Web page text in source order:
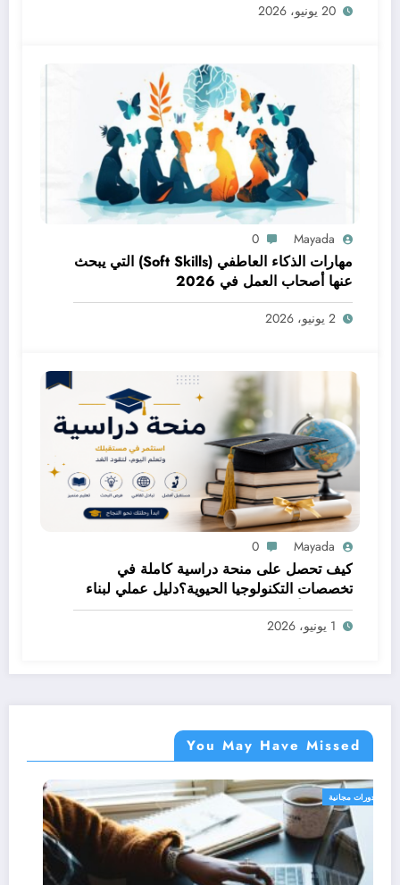
20 يونيو، 2026
Mayada
0
مهارات الذكاء العاطفي (Soft Skills) التي يبحث
عنها أصحاب العمل في 2026
2 يونيو، 2026
Mayada
0
كيف تحصل على منحة دراسية كاملة في
تخصصات التكنولوجيا الحيوية؟دليل عملي لبناء
مستقبل أكاديمي مميز
1 يونيو، 2026
You May Have Missed
دورات مجانية